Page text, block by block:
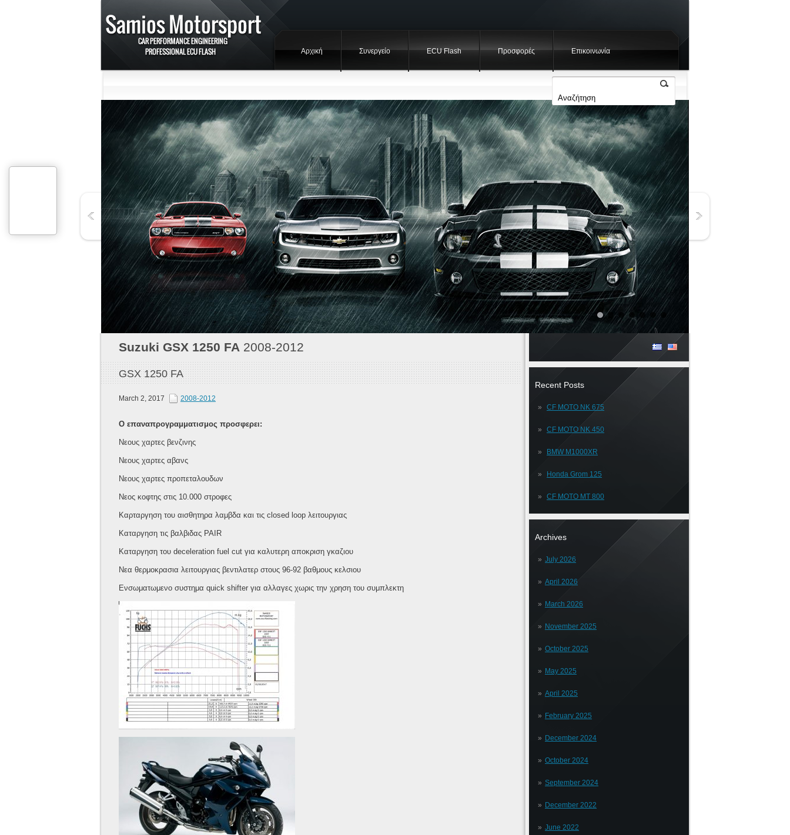
Αρχική Συνεργείο ECU Flash Προσφορές Επικοινωνία
1 2 3 4 5 6 7
Recent Posts
CF MOTO NK 675
CF MOTO NK 450
BMW M1000XR
Honda Grom 125
CF MOTO MT 800
Archives
July 2026
April 2026
March 2026
November 2025
October 2025
May 2025
April 2025
February 2025
December 2024
October 2024
September 2024
December 2022
June 2022
Suzuki GSX 1250 FA 2008-2012
GSX 1250 FA
March 2, 2017 2008-2012
Ο επαναπρογραμματισμος προσφερει:
Νεους χαρτες βενζινης
Νεους χαρτες αβανς
Νεους χαρτες προπεταλουδων
Νεος κοφτης στις 10.000 στροφες
Καρταργηση του αισθητηρα λαμβδα και τις closed loop λειτουργιας
Καταργηση τις βαλβιδας PAIR
Καταργηση του deceleration fuel cut για καλυτερη αποκριση γκαζιου
Νεα θερμοκρασια λειτουργιας βεντιλατερ στους 96-92 βαθμους κελσιου
Ενσωματωμενο συστημα quick shifter για αλλαγες χωρις την χρηση του συμπλεκτη